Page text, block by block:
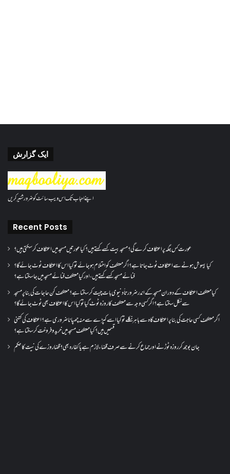
ایک گزارش
اپنے احباب تک اس ویب سائٹ کو ضرور شئیر کریں
Recent Posts
عورت کس جگہ پر اعتکاف کرے گی؟مسجد بیت کسے کہتے ہیں؟کیا عورتیں مسجد میں اعتکاف کر سکتی ہیں؟
کیا بیہوش ہونے سے اعتکاف ٹوٹ جاتا ہے؟ اگر معتکف کو احتلام ہو جائے تو کیا اس کا اعتکاف ٹوٹ جائے گا؟
فنائے مسجد کسے کہتے ہیں ، اور کیا معتکف فنائے مسجد میں جا سکتا ہے؟
کیا معتکف اعتکاف کے دوران مسجد کے اندر ضرورتاً دنیوی بات چیت کر سکتا ہے؟معتکف کن حاجات کی بنا پر مسجد
سے نکل سکتا ہے؟ اگر کسی وجہ سے معتکف کا روزہ ٹوٹ گیا تو کیا اس کا اعتکاف بھی ٹوٹ جائے گا؟
اگر معتکف کسی حاجت کی بنا پر اعتکاف گاہ سے باہر نکلے تو کیا اسے کپڑے سے منہ چھپانا ضروری ہے؟اعتکاف کی کتنی
قسمیں ہیں؟کیا معتکف مسجد میں خرید و فروخت کر سکتا ہے؟
جان بوجھ کر روزہ ٹوڑنے اور جماع کرنے سے صرف قضاء لازم ہے یا کفارہ بھی؟ قضا روزے کی نیت کا حکم